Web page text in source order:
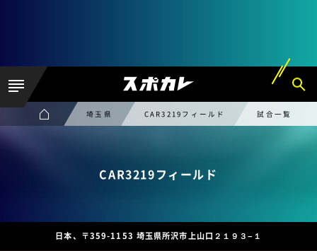
埼玉県 CAR3219フィールド 試合一覧
CAR3219フィールド
日本、〒359-1153 埼玉県所沢市上山口２１９３−１